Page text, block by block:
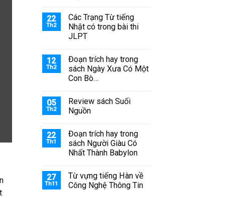
22
Th2
Các Trạng Từ tiếng
Nhật có trong bài thi
JLPT
12
Th2
Đoạn trích hay trong
sách Ngày Xưa Có Một
Con Bò…
05
Th2
Review sách Suối
Nguồn
22
Th1
Đoạn trích hay trong
sách Người Giàu Có
Nhất Thành Babylon
27
Th11
Từ vựng tiếng Hàn về
Công Nghệ Thông Tin